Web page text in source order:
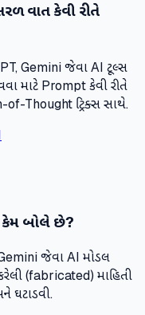
વાત કેવી રીતે
Gemini જેવા AI ટૂલ્સ
માટે Prompt કેવી રીતે
Thought ટ્રિક્સ સાથે.
કેમ બોલે છે?
જેવા AI મોડલ
(fabricated) માહિતી